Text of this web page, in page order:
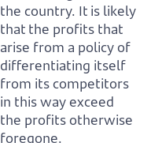
the country. It is likely
that the profits that
arise from a policyof
differentiating itself
from its competitors
in this way exceed
the profits otherwise
foregone.